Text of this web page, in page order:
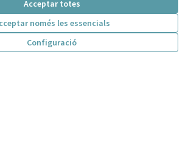
Acceptar totes
només les essencials
Configuració